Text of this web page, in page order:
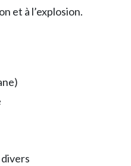
et à l’explosion.